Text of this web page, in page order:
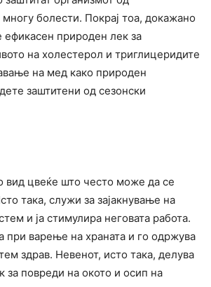
болести. Покрај тоа, докажано
ефикасен природен лек за
на холестерол и триглицеридите
на мед како природен
заштитени од сезонски
вид цвеќе што често може да се
така, служи за зајакнување на
и ја стимулира неговата работа.
при варење на храната и го одржува
здрав. Невенот, исто така, делува
за повреди на окото и осип на